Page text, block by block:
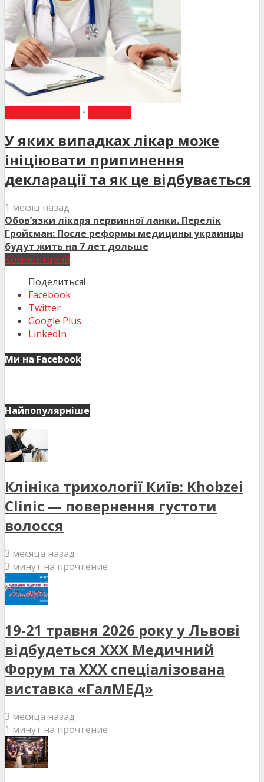
•
У яких випадках лікар може
ініціювати припинення
декларації та як це відбувається
1 месяц назад
Обов’язки лікаря первинної ланки. Перелік
Гройсман: После реформы медицины украинцы
будут жить на 7 лет дольше
Комментарий
Поделиться!
Facebook
Twitter
Google Plus
LinkedIn
Ми на Facebook
Найпопулярніше
Клініка трихології Київ: Khobzei
Clinic — повернення густоти
волосся
3 месяца назад
3 минут на прочтение
19-21 травня 2026 року у Львові
відбудеться XXX Медичний
Форум та XXX спеціалізована
виставка «ГалМЕД»
3 месяца назад
1 минут на прочтение